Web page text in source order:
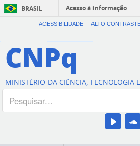
BRASIL
Acesso à informação
ACESSIBILIDADE ALTO
CNPq
MINISTÉRIO DA CIÊNCIA, TECNOLOGIA